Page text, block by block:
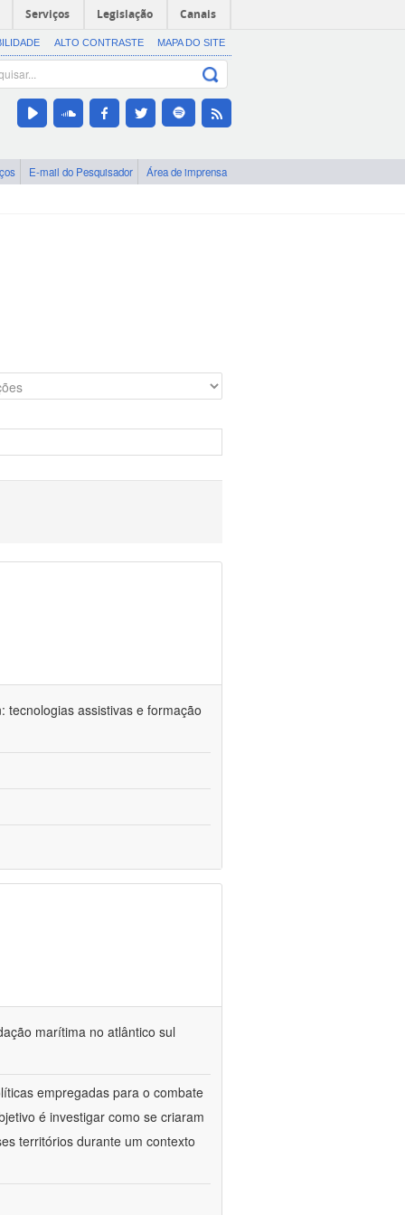
Serviços Legislação Canais
ALTO CONTRASTE MAPA DO SITE
E-mail do Pesquisador Área de imprensa
tecnologias assistivas e formação
marítima no atlântico sul
empregadas para o combate
é investigar como se criaram
territórios durante um contexto